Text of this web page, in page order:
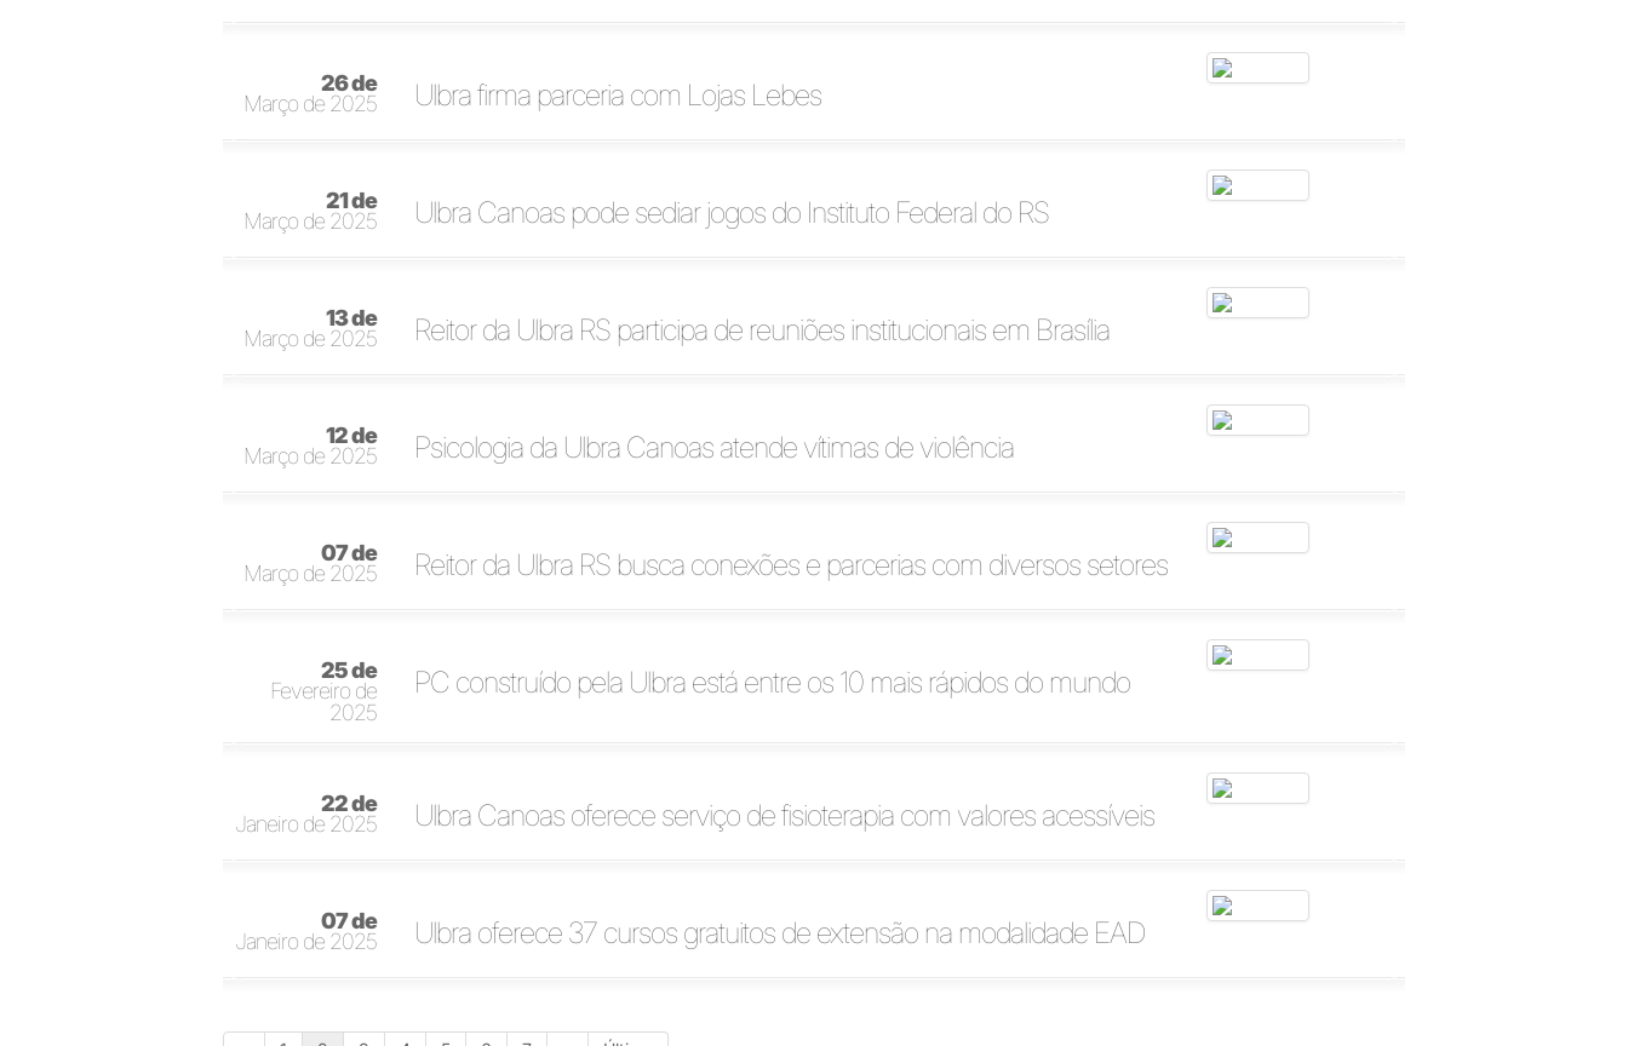
26 de
Março de 2025
Ulbra firma parceria com Lojas Lebes
21 de
Março de 2025
Ulbra Canoas pode sediar jogos do Instituto Federal do RS
13 de
Março de 2025
Reitor da Ulbra RS participa de reuniões institucionais em Brasília
12 de
Março de 2025
Psicologia da Ulbra Canoas atende vítimas de violência
07 de
Março de 2025
Reitor da Ulbra RS busca conexões e parcerias com diversos setores
25 de
Fevereiro de
2025
PC construído pela Ulbra está entre os 10 mais rápidos do mundo
22 de
Janeiro de 2025
Ulbra Canoas oferece serviço de fisioterapia com valores acessíveis
07 de
Janeiro de 2025
Ulbra oferece 37 cursos gratuitos de extensão na modalidade EAD